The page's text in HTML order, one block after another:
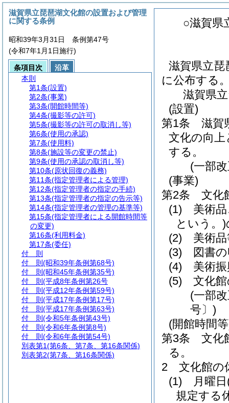
○滋賀県
滋賀県立
に公布する
滋賀県
(設置)
第1条
滋賀
文化の向
する。
(一部
(事業)
第2条
文化
(1)
美術
という。)
(2)
美術
(3)
図書
(4)
美術
(5)
文化
(一部
号〕)
(開館時間
第3条
文化
る。
2
文化館の
(1)
月曜日
規定する
滋賀県立琵琶湖文化館の設置および管理
に関する条例
昭和39年3月31日 条例第47号
(令和7年1月1日施行)
条項目次
沿革
本則
第1条(設置)
第2条(事業)
第3条(開館時間等)
第4条(撮影等の許可)
第5条(撮影等の許可の取消し等)
第6条(使用の承認)
第7条(使用料)
第8条(施設等の変更の禁止)
第9条(使用の承認の取消し等)
第10条(原状回復の義務)
第11条(指定管理者による管理)
第12条(指定管理者の指定の手続)
第13条(指定管理者の指定の告示等)
第14条(指定管理者の管理の基準等)
第15条(指定管理者による開館時間等
の変更)
第16条(利用料金)
第17条(委任)
付 則
付 則 (昭和39年条例第68号)
付 則 (昭和45年条例第35号)
付 則 (平成8年条例第26号
付 則 (平成12年条例第59号)
付 則 (平成17年条例第17号)
付 則 (平成17年条例第63号)
付 則 (令和5年条例第43号)
付 則 (令和6年条例第8号)
付 則 (令和6年条例第54号)
別表第1(第6条、第7条、第16条関係)
別表第2(第7条、第16条関係)